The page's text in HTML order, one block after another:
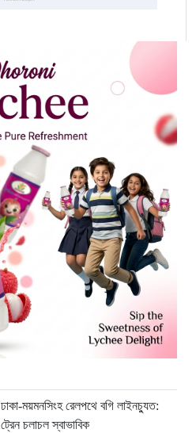
ঢাকা-ময়মনসিংহ রেলপথে বগি লাইনচ্যুত:
ট্রেন চলাচল স্বাভাবিক